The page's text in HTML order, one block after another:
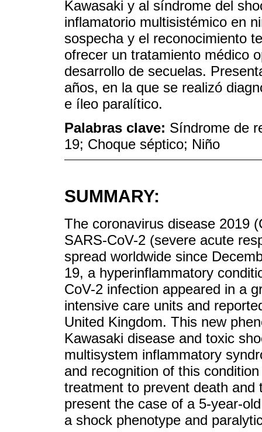
Kawasaki y al síndrome del
inflamatorio multisistémico en
sospecha y el reconocimiento
ofrecer un tratamiento médico
desarrollo de secuelas.
años, en la que se realizó
e íleo paralítico.
Palabras clave: Síndrome de
19; Choque séptico; Niño
SUMMARY:
The coronavirus disease 2019
SARS-CoV-2 (severe acute
spread worldwide since
19, a hyperinflammatory
CoV-2 infection appeared in a
intensive care units and
United Kingdom. This new
Kawasaki disease and toxic
multisystem inflammatory
and recognition of this
treatment to prevent death
present the case of a 5-year-
a shock phenotype and